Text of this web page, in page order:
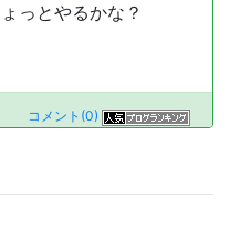
っとやるかな？
コメント(0)